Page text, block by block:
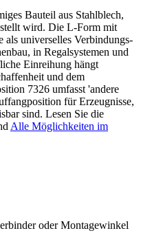
Bauteil aus Stahlblech,
wird. Die L-Form mit
als universelles Verbindungs-
in Regalsystemen und
Einreihung hängt
und dem
7326 umfasst 'andere
für Erzeugnisse,
sind. Lesen Sie die
Alle Möglichkeiten im
oder Montagewinkel